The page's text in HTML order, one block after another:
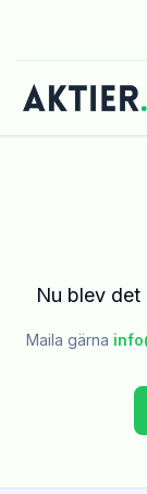
Nu blev det
Maila gärna